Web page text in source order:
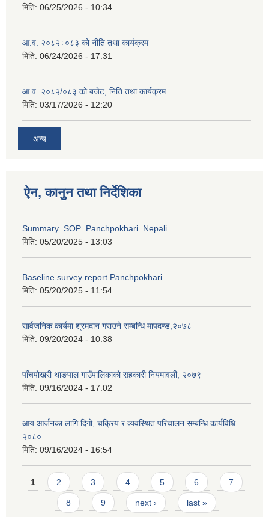
मिति: 06/25/2026 - 10:34
आ.व. २०८२÷०८३ को नीति तथा कार्यक्रम
मिति: 06/24/2026 - 17:31
आ.व. २०८२/०८३ को बजेट, निति तथा कार्यक्रम
मिति: 03/17/2026 - 12:20
अन्य
ऐन, कानुन तथा निर्देशिका
Summary_SOP_Panchpokhari_Nepali
मिति: 05/20/2025 - 13:03
Baseline survey report Panchpokhari
मिति: 05/20/2025 - 11:54
सार्वजनिक कार्यमा श्रमदान गराउने सम्बन्धि मापदण्ड,२०७८
मिति: 09/20/2024 - 10:38
पाँचपोखरी थाङपाल गाउँपालिकाको सहकारी नियमावली, २०७९
मिति: 09/16/2024 - 17:02
आय आर्जनका लागि दिगो, चक्रिय र व्यवस्थित परिचालन सम्बन्धि कार्यविधि
२०८०
मिति: 09/16/2024 - 16:54
Pages
1 2 3 4 5 6 7
8 9 next › last »